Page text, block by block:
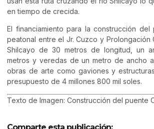
en tiempo de crecida.
El financiamiento para la construcción
peatonal entre el Jr. Cuzco y Prolongación
Shilcayo de 30 metros de longitud, un
metros y veredas de un metro de ancho
obras de arte como gaviones y
presupuesto de 4 millones 800 mil soles.
Texto de Imagen: Construcción del puente